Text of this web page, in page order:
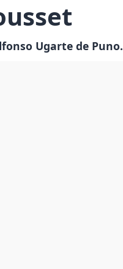
Ugarte de Puno.